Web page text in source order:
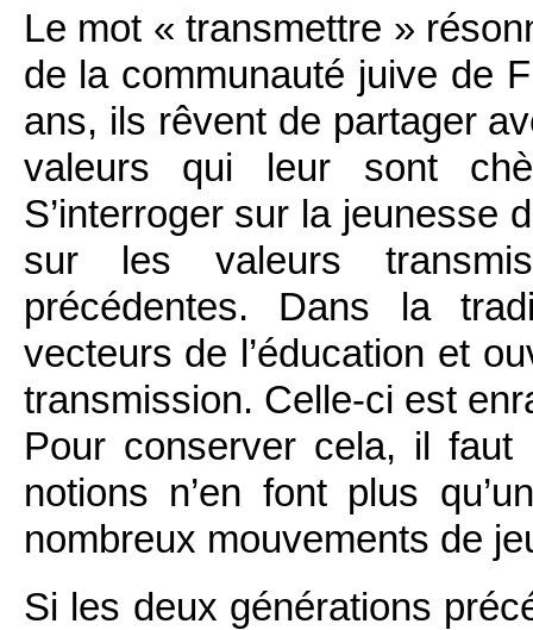
Le mot « transmettre »
de la communauté juive de
ans, ils rêvent de partager
valeurs qui leur sont
S’interroger sur la jeunesse
sur les valeurs
précédentes. Dans la
vecteurs de l’éducation et
transmission. Celle-ci est
Pour conserver cela, il faut
notions n’en font plus
nombreux mouvements de
Si les deux générations